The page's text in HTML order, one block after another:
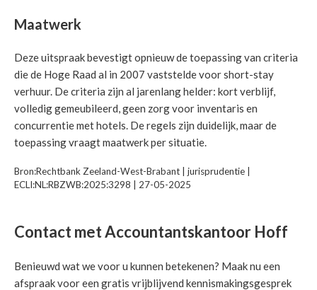
Maatwerk
Deze uitspraak bevestigt opnieuw de toepassing van criteria
die de Hoge Raad al in 2007 vaststelde voor short-stay
verhuur. De criteria zijn al jarenlang helder: kort verblijf,
volledig gemeubileerd, geen zorg voor inventaris en
concurrentie met hotels. De regels zijn duidelijk, maar de
toepassing vraagt maatwerk per situatie.
Bron:Rechtbank Zeeland-West-Brabant | jurisprudentie |
ECLI:NL:RBZWB:2025:3298 | 27-05-2025
Contact met Accountantskantoor Hoff
Benieuwd wat we voor u kunnen betekenen? Maak nu een
afspraak voor een gratis vrijblijvend kennismakingsgesprek